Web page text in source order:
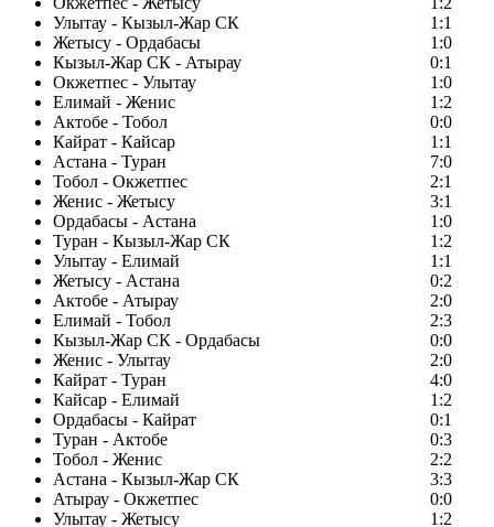
Улытау - Кызыл-Жар СК
1:1
Жетысу - Ордабасы
1:0
Кызыл-Жар СК - Атырау
0:1
Окжетпес - Улытау
1:0
Елимай - Женис
1:2
Актобе - Тобол
0:0
Кайрат - Кайсар
1:1
Астана - Туран
7:0
Тобол - Окжетпес
2:1
Женис - Жетысу
3:1
Ордабасы - Астана
1:0
Туран - Кызыл-Жар СК
1:2
Улытау - Елимай
1:1
Жетысу - Астана
0:2
Актобе - Атырау
2:0
Елимай - Тобол
2:3
Кызыл-Жар СК - Ордабасы
0:0
Женис - Улытау
2:0
Кайрат - Туран
4:0
Кайсар - Елимай
1:2
Ордабасы - Кайрат
0:1
Туран - Актобе
0:3
Тобол - Женис
2:2
Астана - Кызыл-Жар СК
3:3
Атырау - Окжетпес
0:0
Улытау - Жетысу
1:2